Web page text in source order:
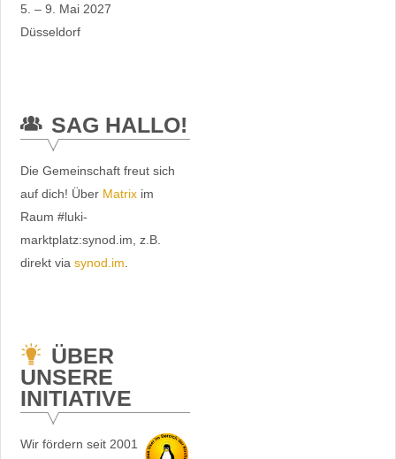
5. – 9. Mai 2027
Düsseldorf
SAG HALLO!
Die Gemeinschaft freut sich
auf dich! Über Matrixim
Raum #luki-
marktplatz:synod.im, z.B.
direkt via synod.im.
ÜBER
UNSERE
INITIATIVE
Wir fördern seit 2001